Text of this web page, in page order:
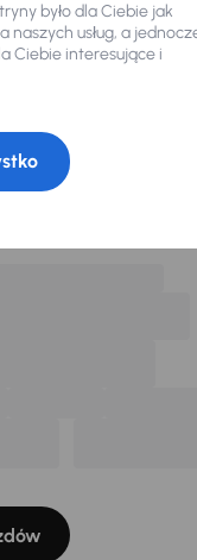
było dla Ciebie jak
naszych usług, a
Ciebie interesujące i